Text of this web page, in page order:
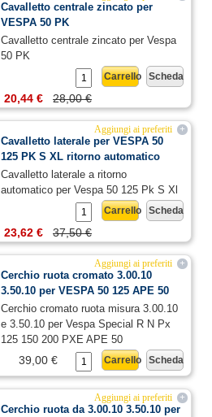
Cavalletto centrale zincato per
VESPA 50 PK
Cavalletto centrale zincato per Vespa
50 PK
Scheda
Carrello
28,00 €
20,44 €
+
Aggiungi ai preferiti
Cavalletto laterale per VESPA 50
125 PK S XL ritorno automatico
Cavalletto laterale a ritorno
automatico per Vespa 50 125 Pk S Xl
Scheda
Carrello
37,50 €
23,62 €
+
Aggiungi ai preferiti
Cerchio ruota cromato 3.00.10
3.50.10 per VESPA 50 125 APE 50
Cerchio cromato ruota misura 3.00.10
e 3.50.10 per Vespa Special R N Px
125 150 200 PXE APE 50
Scheda
Carrello
39,00 €
+
Aggiungi ai preferiti
Cerchio ruota da 3.00.10 3.50.10 per